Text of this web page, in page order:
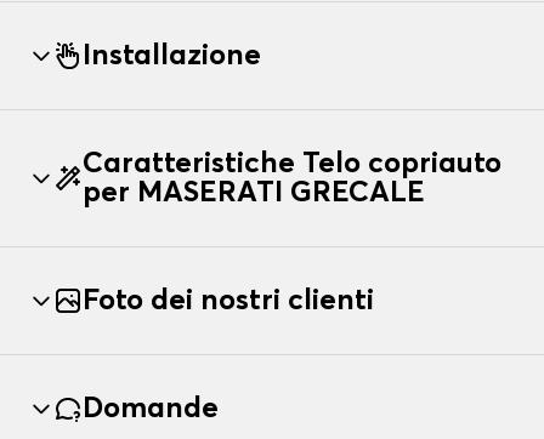
Installazione
Caratteristiche Telo copriauto
per MASERATI GRECALE
Foto dei nostri clienti
Domande